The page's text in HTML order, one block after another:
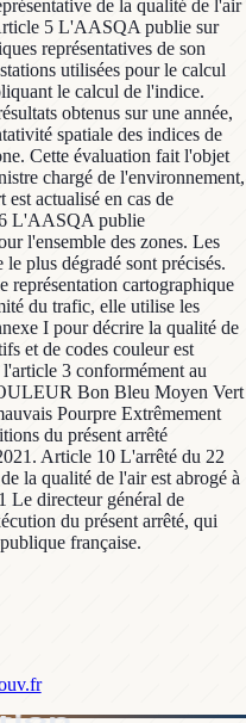
de la qualité de l'air
5 L'AASQA publie sur
représentatives de son
utilisées pour le calcul
le calcul de l'indice.
obtenus sur une année,
spatiale des indices de
Cette évaluation fait l'objet
chargé de l'environnement,
actualisé en cas de
L'AASQA publie
l'ensemble des zones. Les
plus dégradé sont précisés.
cartographique
du trafic, elle utilise les
I pour décrire la qualité de
et de codes couleur est
3 conformément au
Bon Bleu Moyen Vert
Pourpre Extrêmement
du présent arrêté
Article 10 L'arrêté du 22
la qualité de l'air est abrogé à
Le directeur général de
du présent arrêté, qui
française.